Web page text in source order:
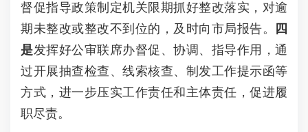
督促指导政策制定机关限期抓好整改落实，对逾
期未整改或整改不到位的，及时向市局报告。
四
是发挥好公审联席办督促、协调、指导作用，通
过开展抽查检查、线索核查、制发工作提示函等
方式，进一步压实工作责任和主体责任，促进履
职尽责。